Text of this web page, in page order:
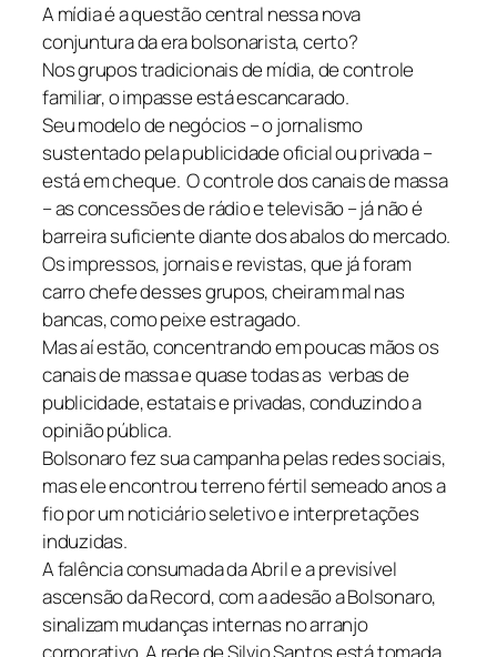
A mídia é a questão central nessa nova
conjuntura da era bolsonarista, certo?
Nos grupos tradicionais de mídia, de controle
familiar, o impasse está escancarado.
Seu modelo de negócios – o jornalismo
sustentado pela publicidade oficial ou privada –
está em cheque. O controle dos canais de massa
– as concessões de rádio e televisão – já não é
barreira suficiente diante dos abalos do mercado.
Os impressos, jornais e revistas, que já foram
carro chefe desses grupos, cheiram mal nas
bancas, como peixe estragado.
Mas aí estão, concentrando em poucas mãos os
canais de massa e quase todas as verbas de
publicidade, estatais e privadas, conduzindo a
opinião pública.
Bolsonaro fez sua campanha pelas redes sociais,
mas ele encontrou terreno fértil semeado anos a
fio por um noticiário seletivo e interpretações
induzidas.
A falência consumada da Abril e a previsível
ascensão da Record, com a adesão a Bolsonaro,
sinalizam mudanças internas no arranjo